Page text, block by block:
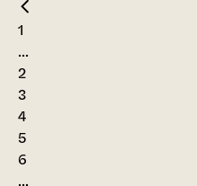
1
...
2
3
4
5
6
...